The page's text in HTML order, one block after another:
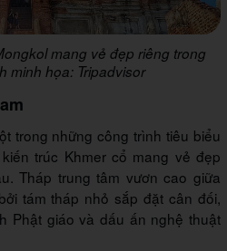
mang vẻ đẹp riêng trong
minh họa: Tripadvisor
trong những công trình tiêu biểu
trúc Khmer cổ mang vẻ đẹp
Tháp trung tâm vươn cao giữa
tám tháp nhỏ sắp đặt cân đối,
Phật giáo và dấu ấn nghệ thuật